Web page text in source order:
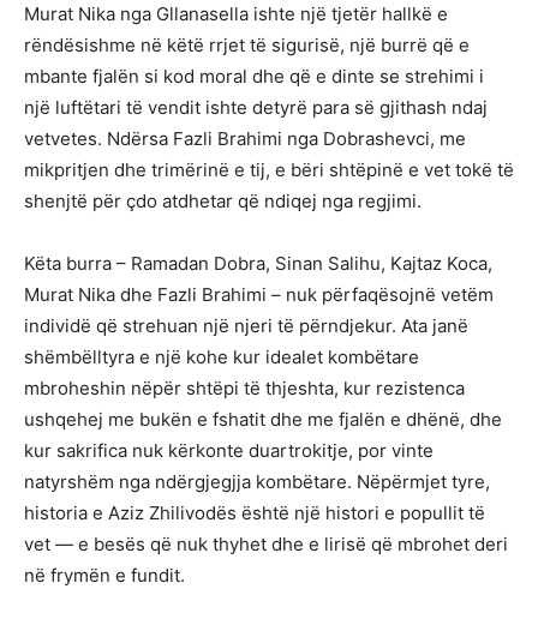
Murat Nika nga Gllanasella ishte një tjetër hallkë e
rëndësishme në këtë rrjet të sigurisë, një burrë që e
mbante fjalën si kod moral dhe që e dinte se strehimi i
një luftëtari të vendit ishte detyrë para së gjithash ndaj
vetvetes. Ndërsa Fazli Brahimi nga Dobrashevci, me
mikpritjen dhe trimërinë e tij, e bëri shtëpinë e vet tokë të
shenjtë për çdo atdhetar që ndiqej nga regjimi.
Këta burra – Ramadan Dobra, Sinan Salihu, Kajtaz Koca,
Murat Nika dhe Fazli Brahimi – nuk përfaqësojnë vetëm
individë që strehuan një njeri të përndjekur. Ata janë
shëmbëlltyra e një kohe kur idealet kombëtare
mbroheshin nëpër shtëpi të thjeshta, kur rezistenca
ushqehej me bukën e fshatit dhe me fjalën e dhënë, dhe
kur sakrifica nuk kërkonte duartrokitje, por vinte
natyrshëm nga ndërgjegjja kombëtare. Nëpërmjet tyre,
historia e Aziz Zhilivodës është një histori e popullit të
vet — e besës që nuk thyhet dhe e lirisë që mbrohet deri
në frymën e fundit.